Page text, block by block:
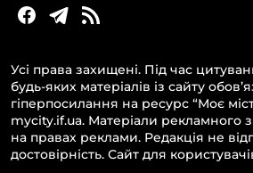
Усі права захищені. Під час
будь-яких матеріалів із сайту
гіперпосилання на ресурс “Моє
mycity.if.ua. Матеріали рекламного
на правах реклами. Редакція не
достовірність. Сайт для